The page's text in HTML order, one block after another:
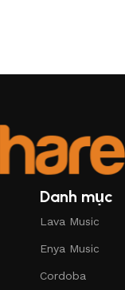
Danh mục
Lava Music
Enya Music
Cordoba